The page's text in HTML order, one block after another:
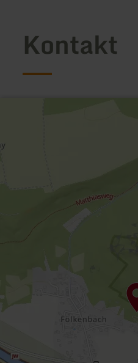
Kontakt